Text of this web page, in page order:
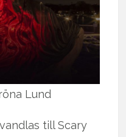
Lund
till Scary